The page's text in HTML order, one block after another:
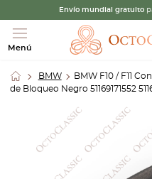
Envío mundial gratuito
Menú
BMW
BMW F10 / F11
de Bloqueo Negro 51169171552